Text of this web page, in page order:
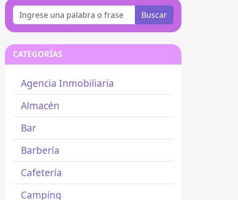
Buscar
CATEGORÍAS
Agencia Inmobiliaria
Almacén
Bar
Barbería
Cafetería
Camping